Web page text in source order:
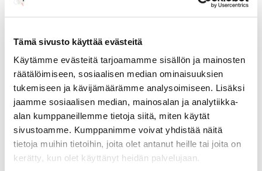
Tämä sivusto käyttää evästeitä
Käytämme evästeitä tarjoamamme sisällön ja mainosten
räätälöimiseen, sosiaalisen median ominaisuuksien
tukemiseen ja kävijämäärämme analysoimiseen. Lisäksi
jaamme sosiaalisen median, mainosalan ja analytiikka-
alan kumppaneillemme tietoja siitä, miten käytät
sivustoamme. Kumppanimme voivat yhdistää näitä
tietoja muihin tietoihin, joita olet antanut heille tai joita on
kerätty, kun olet käyttänyt heidän palvelujaan.
hetkellä haastavaksi. 27 prosenttia yrityksistä kertoo
rekrytoinnin vaativan liikaa aikaa ja vaivaa ja 25
prosenttia sanoo kansainvälisten osaajien rekrytoinnin
olevan vaikeaa.
”Työntekijän tärkein ominaisuus yritysten silmissä on
hänen osaamisensa, ei kansalaisuus tai muu taustatekijä.
Yrityksille merkityksellistä on se, kuinka nopeasti
rekrytointipäätöksen jälkeen kansainvälinen osaaja